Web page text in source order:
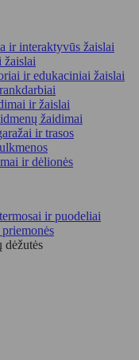
ir interaktyvūs žaislai
ir edukaciniai žaislai
ir žaislai
žaidimai
ir trasos
ir dėlionės
ir puodeliai
dėžutės